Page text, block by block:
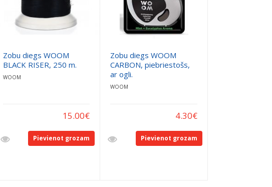
Zobu diegs WOOM
BLACK RISER, 250 m.
WOOM
15.00€
Pievienot grozam
Zobu diegs WOOM
CARBON, piebriestošs,
ar ogli.
WOOM
4.30€
Pievienot grozam